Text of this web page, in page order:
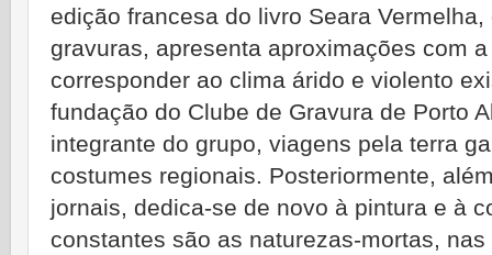
edição francesa do livro Seara
gravuras, apresenta aproximações com
corresponder ao clima árido e violento
fundação do Clube de Gravura de Porto
integrante do grupo, viagens pela terra
costumes regionais. Posteriormente,
jornais, dedica-se de novo à pintura e à
constantes são as naturezas-mortas,